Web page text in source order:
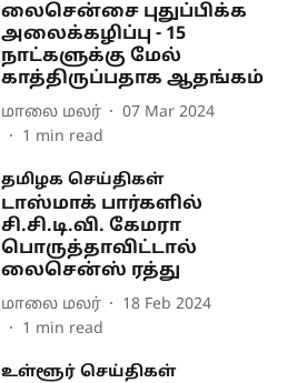
லைசென்சை புதுப்பிக்க
அலைக்கழிப்பு - 15
நாட்களுக்கு மேல்
காத்திருப்பதாக ஆதங்கம்
மாலை மலர்
07 Mar 2024
1 min read
தமிழக செய்திகள்
டாஸ்மாக் பார்களில்
சி.சி.டி.வி. கேமரா
பொருத்தாவிட்டால்
லைசென்ஸ் ரத்து
மாலை மலர்
18 Feb 2024
1 min read
உள்ளூர் செய்திகள்